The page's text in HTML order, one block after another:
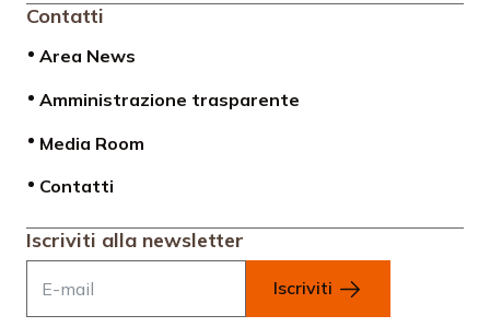
Contatti
Area News
Amministrazione trasparente
Media Room
Contatti
Iscriviti alla newsletter
Iscriviti